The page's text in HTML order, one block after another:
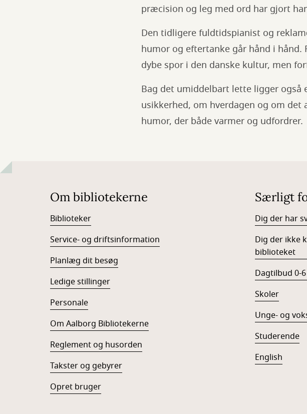
præcision og leg med ord har gjort
Den tidligere fuldtidspianist og
humor og eftertanke går hånd i hånd.
dybe spor i den danske kultur, men
Bag det umiddelbart lette ligger også
usikkerhed, om hverdagen og om
humor, der både varmer og udfordrer.
Om bibliotekerne
Biblioteker
Service- og driftsinformation
Planlæg dit besøg
Ledige stillinger
Personale
Om Aalborg Bibliotekerne
Reglement og husorden
Takster og gebyrer
Opret bruger
Særligt
Dig der har
Dig der ikke
biblioteket
Dagtilbud 0-
Skoler
Unge- og
Studerende
English